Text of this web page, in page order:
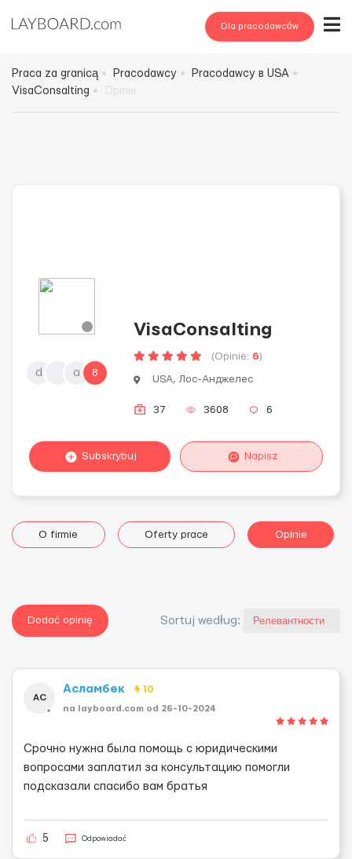
Dla pracodawców
Praca za granicą Pracodawcy
Pracodawcy в USA
VisaConsalting
d а 8
VisaConsalting
(Opinie: 6)
USA, Лос-Анджелес
37 3608 6
Subskrybuj Napisz
O firmie Oferty prace Opinie
Dodać opinię Sortuj według:
АС
Асламбек 10
na layboard.com od 26-10-2024
Срочно нужна была помощь с юридическими
вопросами заплатил за консультацию помогли
подсказали спасибо вам братья
5 Odpowiadać